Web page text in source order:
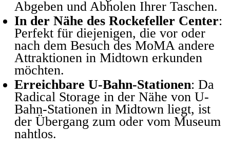
Abgeben und Abholen Ihrer Taschen.
In der Nähe des Rockefeller Center:
Perfekt für diejenigen, die vor oder
nach dem Besuch des MoMA andere
Attraktionen in Midtown erkunden
möchten.
Erreichbare U-Bahn-Stationen: Da
Radical Storage in der Nähe von U-
Bahn-Stationen in Midtown liegt, ist
der Übergang zum oder vom Museum
nahtlos.